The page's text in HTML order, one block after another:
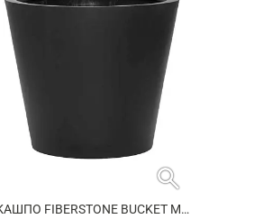
search
КАШПО FIBERSTONE BUCKET M BLACK